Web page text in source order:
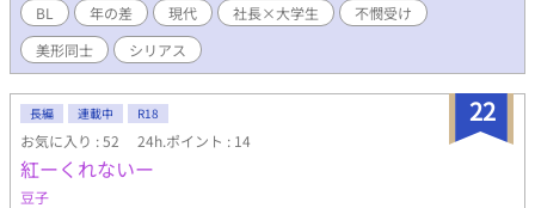
BL 年の差 現代 社長×大学生
不憫受け
美形同士
シリアス
22
長編 連載中 R18
お気に入り : 52 24h.ポイント : 14
紅ーくれないー
豆子